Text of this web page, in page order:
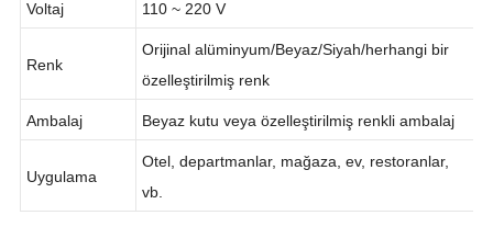
Orijinal alüminyum/Beyaz/Siyah/herhangi bir
Otel, departmanlar, mağaza, ev, restoranlar,